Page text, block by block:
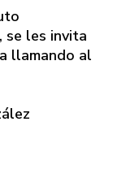
se les invita
llamando al